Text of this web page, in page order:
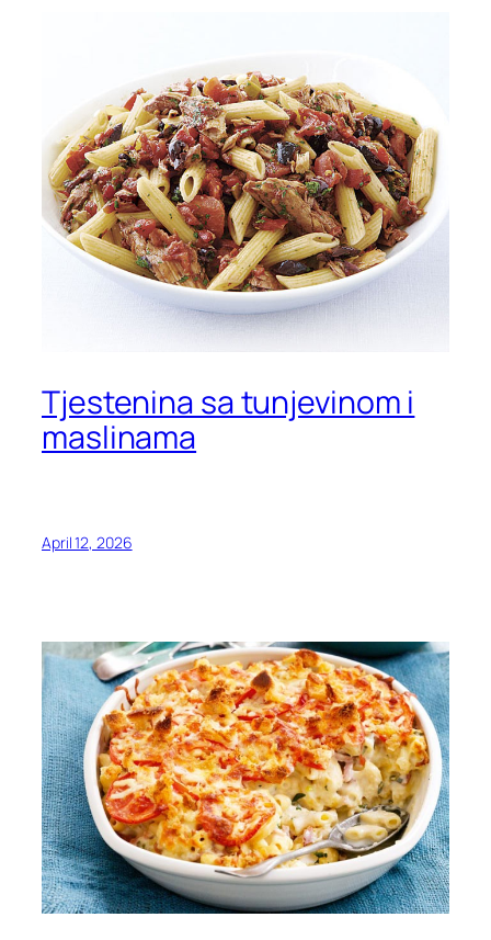
Tjestenina sa tunjevinom i
maslinama
April 12, 2026